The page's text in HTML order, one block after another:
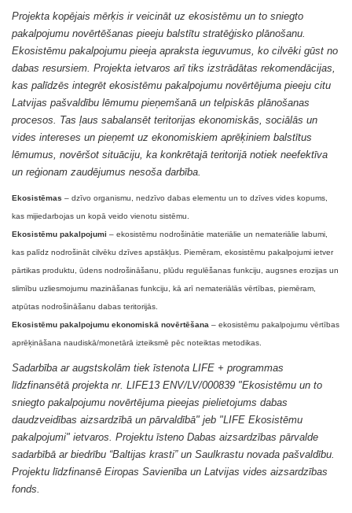
Projekta kopējais mērķis ir veicināt uz ekosistēmu un to sniegto
pakalpojumu novērtēšanas pieeju balstītu stratēģisko plānošanu.
Ekosistēmu pakalpojumu pieeja apraksta ieguvumus, ko cilvēki gūst no
dabas resursiem. Projekta ietvaros arī tiks izstrādātas rekomendācijas,
kas palīdzēs integrēt ekosistēmu pakalpojumu novērtējuma pieeju citu
Latvijas pašvaldību lēmumu pieņemšanā un telpiskās plānošanas
procesos. Tas ļaus sabalansēt teritorijas ekonomiskās, sociālās un
vides intereses un pieņemt uz ekonomiskiem aprēķiniem balstītus
lēmumus, novēršot situāciju, ka konkrētajā teritorijā notiek neefektīva
un reģionam zaudējumus nesoša darbība.
Ekosistēmas – dzīvo organismu, nedzīvo dabas elementu un to dzīves vides kopums,
kas mijiedarbojas un kopā veido vienotu sistēmu.
Ekosistēmu pakalpojumi – ekosistēmu nodrošinātie materiālie un nemateriālie labumi,
kas palīdz nodrošināt cilvēku dzīves apstākļus. Piemēram, ekosistēmu pakalpojumi ietver
pārtikas produktu, ūdens nodrošināšanu, plūdu regulēšanas funkciju, augsnes erozijas un
slimību uzliesmojumu mazināšanas funkciju, kā arī nemateriālās vērtības, piemēram,
atpūtas nodrošināšanu dabas teritorijās.
Ekosistēmu pakalpojumu ekonomiskā novērtēšana – ekosistēmu pakalpojumu vērtības
aprēķināšana naudiskā/monetārā izteiksmē pēc noteiktas metodikas.
Sadarbība ar augstskolām tiek īstenota LIFE + programmas
līdzfinansētā projekta nr. LIFE13 ENV/LV/000839 "Ekosistēmu un to
sniegto pakalpojumu novērtējuma pieejas pielietojums dabas
daudzveidības aizsardzībā un pārvaldībā" jeb "LIFE Ekosistēmu
pakalpojumi" ietvaros. Projektu īsteno Dabas aizsardzības pārvalde
sadarbībā ar biedrību “Baltijas krasti” un Saulkrastu novada pašvaldību.
Projektu līdzfinansē Eiropas Savienība un Latvijas vides aizsardzības
fonds.